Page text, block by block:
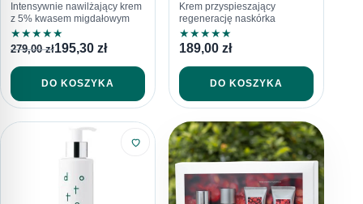
Intensywnie nawilżający krem
z 5% kwasem migdałowym
★★★★★
279,00zł195,30 zł
DO KOSZYKA
Krem przyspieszający
regenerację naskórka
★★★★★
189,00 zł
DO KOSZYKA